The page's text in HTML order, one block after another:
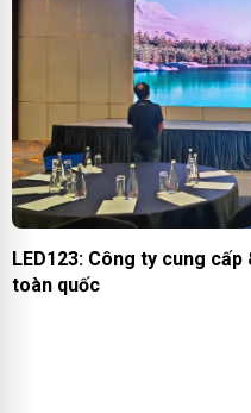
LED123: Công ty cung
toàn quốc